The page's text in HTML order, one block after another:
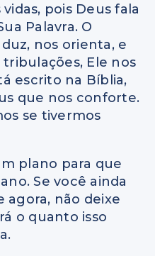
pois Deus fala
Palavra. O
nos orienta, e
Ele nos
escrito na Bíblia,
que nos conforte.
se tivermos
plano para que
Se você ainda
agora, não deixe
o quanto isso